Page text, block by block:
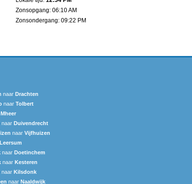
Zonsopgang: 06:10 AM
Zonsondergang: 09:22 PM
naar Drachten
naar Tolbert
Mheer
naar Duivendrecht
naar Vijfhuizen
Leersum
naar Doetinchem
naar Kesteren
naar Kilsdonk
naar Naaldwijk